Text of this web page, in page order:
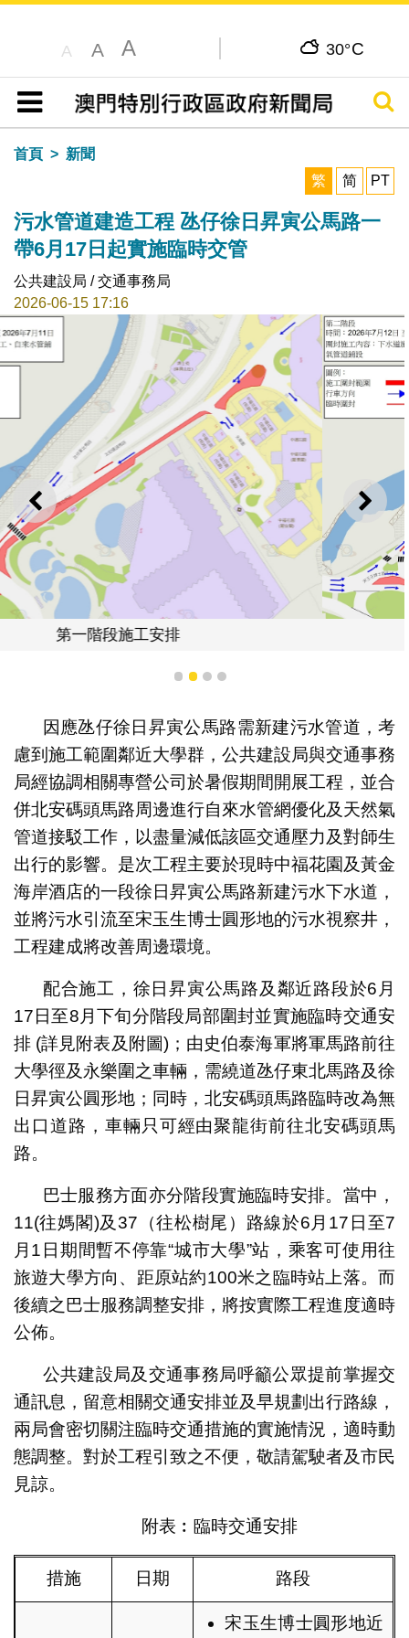
A A A 30°C
目錄
搜尋
首頁
新聞
繁
简 PT
污水管道建造工程 氹仔徐日昇寅公馬路一
帶6月17日起實施臨時交管
公共建設局 / 交通事務局
2026-06-15 17:16
上一則 下一
第二階段施工安排
1 2 3 4
因應氹仔徐日昇寅公馬路需新建污水管道，考
慮到施工範圍鄰近大學群，公共建設局與交通事務
局經協調相關專營公司於暑假期間開展工程，並合
併北安碼頭馬路周邊進行自來水管網優化及天然氣
管道接駁工作，以盡量減低該區交通壓力及對師生
出行的影響。是次工程主要於現時中福花園及黃金
海岸酒店的一段徐日昇寅公馬路新建污水下水道，
並將污水引流至宋玉生博士圓形地的污水視察井，
工程建成將改善周邊環境。
配合施工，徐日昇寅公馬路及鄰近路段於6月
17日至8月下旬分階段局部圍封並實施臨時交通安
排 (詳見附表及附圖)；由史伯泰海軍將軍馬路前往
大學徑及永樂圍之車輛，需繞道氹仔東北馬路及徐
日昇寅公圓形地；同時，北安碼頭馬路臨時改為無
出口道路，車輛只可經由聚龍街前往北安碼頭馬
路。
巴士服務方面亦分階段實施臨時安排。當中，
11(往媽閣)及37（往松樹尾）路線於6月17日至7
月1日期間暫不停靠“城市大學”站，乘客可使用往
旅遊大學方向、距原站約100米之臨時站上落。而
後續之巴士服務調整安排，將按實際工程進度適時
公佈。
公共建設局及交通事務局呼籲公眾提前掌握交
通訊息，留意相關交通安排並及早規劃出行路線，
兩局會密切關注臨時交通措施的實施情況，適時動
態調整。對於工程引致之不便，敬請駕駛者及市民
見諒。
附表︰臨時交通安排
措施 日期 路段
宋玉生博士圓形地近